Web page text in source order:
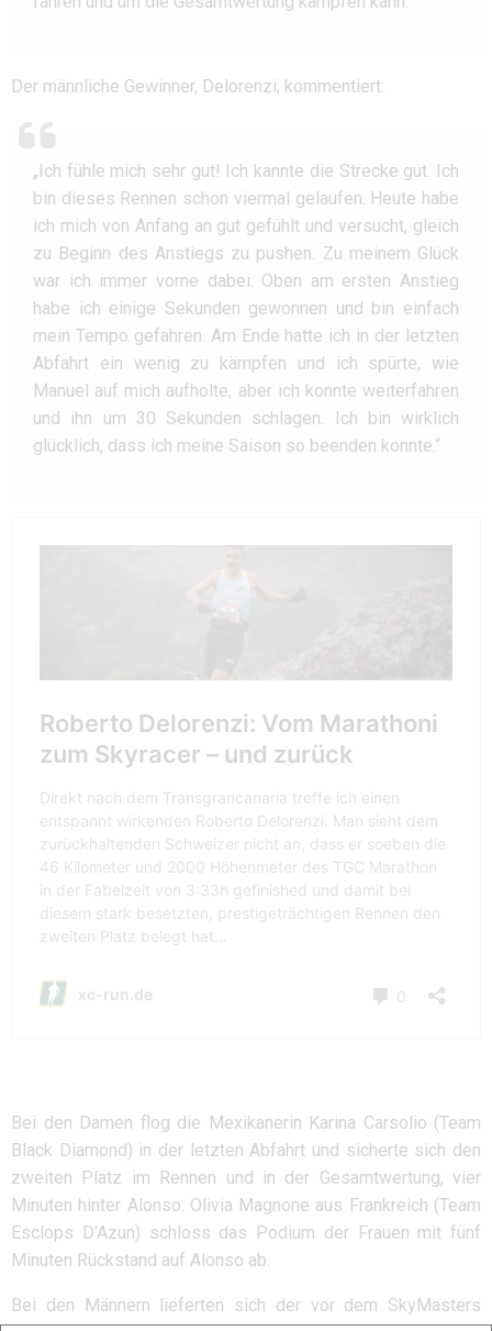
Der männliche Gewinner, Delorenzi, kommentiert:
„Ich fühle mich sehr gut! Ich kannte die Strecke gut. Ich
bin dieses Rennen schon viermal gelaufen. Heute habe
ich mich von Anfang an gut gefühlt und versucht, gleich
zu Beginn des Anstiegs zu pushen. Zu meinem Glück
war ich immer vorne dabei. Oben am ersten Anstieg
habe ich einige Sekunden gewonnen und bin einfach
mein Tempo gefahren. Am Ende hatte ich in der letzten
Abfahrt ein wenig zu kämpfen und ich spürte, wie
Manuel auf mich aufholte, aber ich konnte weiterfahren
und ihn um 30 Sekunden schlagen. Ich bin wirklich
glücklich, dass ich meine Saison so beenden konnte.“
Bei den Damen flog die Mexikanerin Karina Carsolio (Team
Black Diamond) in der letzten Abfahrt und sicherte sich den
zweiten Platz im Rennen und in der Gesamtwertung, vier
Minuten hinter Alonso. Olivia Magnone aus Frankreich (Team
Esclops D’Azun) schloss das Podium der Frauen mit fünf
Minuten Rückstand auf Alonso ab.
Bei den Männern lieferten sich der vor dem SkyMasters